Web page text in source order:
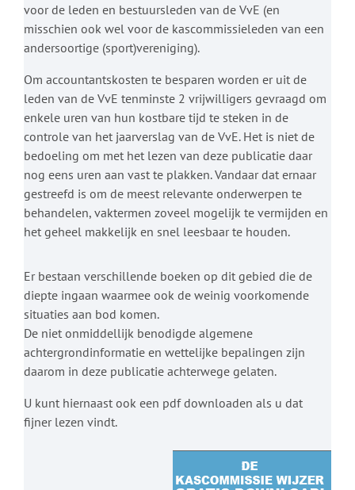
voor de leden en bestuursleden van de VvE (en
misschien ook wel voor de kascommissieleden van een
andersoortige (sport)vereniging).
Om accountantskosten te besparen worden er uit de
leden van de VvE tenminste 2 vrijwilligers gevraagd om
enkele uren van hun kostbare tijd te steken in de
controle van het jaarverslag van de VvE. Het is niet de
bedoeling om met het lezen van deze publicatie daar
nog eens uren aan vast te plakken. Vandaar dat ernaar
gestreefd is om de meest relevante onderwerpen te
behandelen, vaktermen zoveel mogelijk te vermijden en
het geheel makkelijk en snel leesbaar te houden.
Er bestaan verschillende boeken op dit gebied die de
diepte ingaan waarmee ook de weinig voorkomende
situaties aan bod komen.
De niet onmiddellijk benodigde algemene
achtergrondinformatie en wettelijke bepalingen zijn
daarom in deze publicatie achterwege gelaten.
U kunt hiernaast ook een pdf downloaden als u dat
fijner lezen vindt.